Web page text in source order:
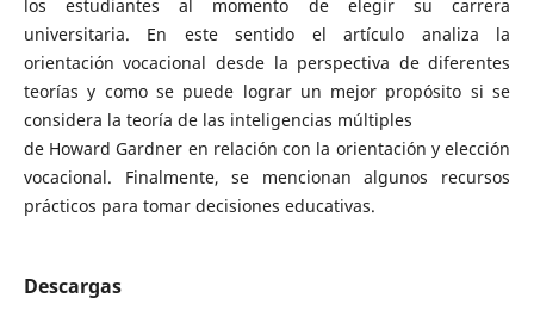
los estudiantes al momento de elegir su carrera
universitaria. En este sentido el artículo analiza la
orientación vocacional desde la perspectiva de diferentes
teorías y como se puede lograr un mejor propósito si se
considera la teoría de las inteligencias múltiples
de Howard Gardner en relación con la orientación y elección
vocacional. Finalmente, se mencionan algunos recursos
prácticos para tomar decisiones educativas.
Descargas